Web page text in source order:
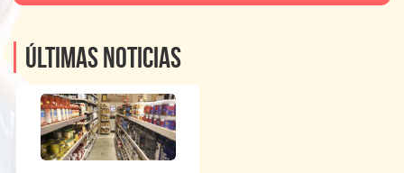
Últimas noticias